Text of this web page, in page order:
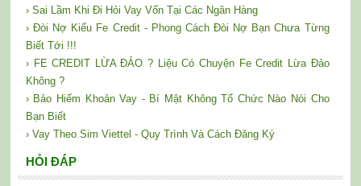
› Sai Lầm Khi Đi Hỏi Vay Vốn Tại Các Ngân Hàng
› Đòi Nợ Kiểu Fe Credit - Phong Cách Đòi Nợ Bạn Chưa Từng
Biết Tới !!!
› FE CREDIT LỪA ĐẢO ? Liệu Có Chuyện Fe Credit Lừa Đảo
Không ?
› Bảo Hiểm Khoản Vay - Bí Mật Không Tổ Chức Nào Nói Cho
Bạn Biết
› Vay Theo Sim Viettel - Quy Trình Và Cách Đăng Ký
HỎI ĐÁP